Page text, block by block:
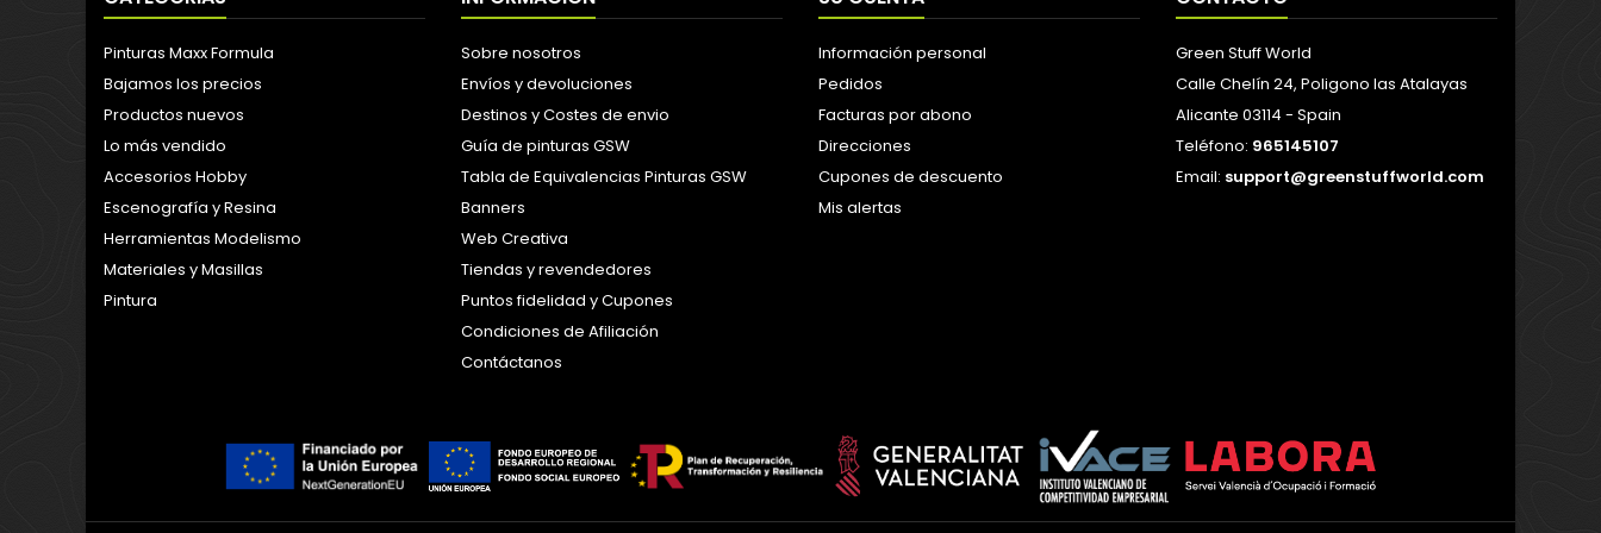
Pinturas Maxx Formula
Bajamos los precios
Productos nuevos
Lo más vendido
Accesorios Hobby
Escenografía y Resina
Herramientas Modelismo
Materiales y Masillas
Pintura
Sobre nosotros
Envíos y devoluciones
Destinos y Costes de envio
Guía de pinturas GSW
Tabla de Equivalencias Pinturas GSW
Banners
Web Creativa
Tiendas y revendedores
Puntos fidelidad y Cupones
Condiciones de Afiliación
Contáctanos
Información personal
Pedidos
Facturas por abono
Direcciones
Cupones de descuento
Mis alertas
Green Stuff World
Calle Chelín 24, Poligono las Atalayas
Alicante 03114 - Spain
Teléfono: 965145107
Email: support@greenstuffworld.com